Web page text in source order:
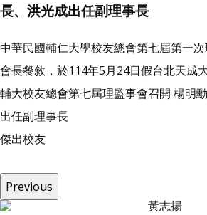
長、洪光成出任副理事長
中華民國輔仁大學校友總會第七屆第一
會長餐敘，於114年5月24日假台北天成
輔大校友總會第七屆理監事會召開 楊明
出任副理事長
傑出校友
Previous